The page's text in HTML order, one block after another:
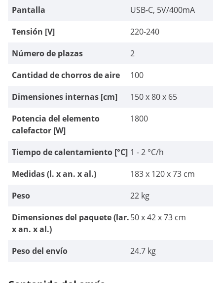
Pantalla
USB-C, 5V/400mA
Tensión [V]
220-240
Número de plazas
2
Cantidad de chorros de aire
100
Dimensiones internas [cm]
150 x 80 x 65
Potencia del elemento
calefactor [W]
1800
Tiempo de calentamiento [°C] 1 - 2 °C/h
Medidas (l. x an. x al.)
183 x 120 x 73 cm
Peso
22 kg
Dimensiones del paquete (lar.
x an. x al.)
50 x 42 x 73 cm
Peso del envío 24.7 kg